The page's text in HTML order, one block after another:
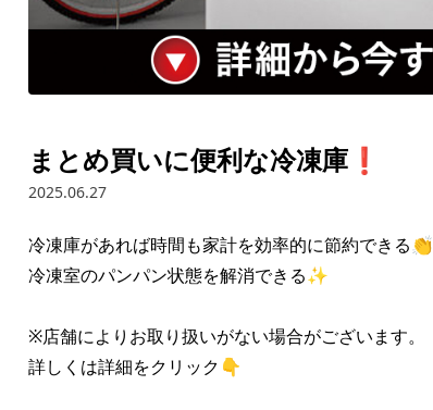
まとめ買いに便利な冷凍庫❗
2025.06.27
冷凍庫があれば時間も家計を効率的に節約できる👏
冷凍室のパンパン状態を解消できる✨
※店舗によりお取り扱いがない場合がございます。
詳しくは詳細をクリック👇